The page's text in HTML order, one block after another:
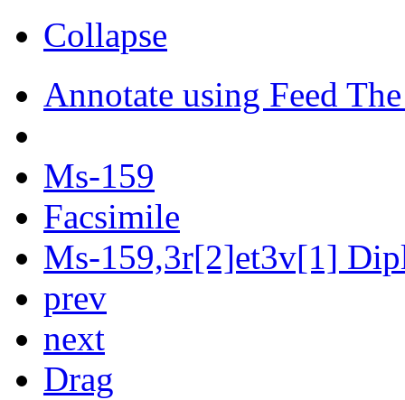
Collapse
Annotate using Feed
Ms-159
Facsimile
Ms-159,3r[2]et3v[1]
prev
next
Drag